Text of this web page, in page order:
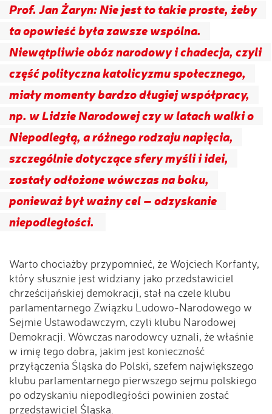
Prof. Jan Żaryn: Nie jest to takie proste, żeby
ta opowieść była zawsze wspólna.
Niewątpliwie obóz narodowy i chadecja, czyli
część polityczna katolicyzmu społecznego,
miały momenty bardzo długiej współpracy,
np. w Lidzie Narodowej czy w latach walki o
Niepodległą, a różnego rodzaju napięcia,
szczególnie dotyczące sfery myśli i idei,
zostały odłożone wówczas na boku,
ponieważ był ważny cel – odzyskanie
niepodległości.
Warto chociażby przypomnieć, że Wojciech Korfanty,
który słusznie jest widziany jako przedstawiciel
chrześcijańskiej demokracji, stał na czele klubu
parlamentarnego Związku Ludowo-Narodowego w
Sejmie Ustawodawczym, czyli klubu Narodowej
Demokracji. Wówczas narodowcy uznali, że właśnie
w imię tego dobra, jakim jest konieczność
przyłączenia Śląska do Polski, szefem największego
klubu parlamentarnego pierwszego sejmu polskiego
po odzyskaniu niepodległości powinien zostać
przedstawiciel Śląska.